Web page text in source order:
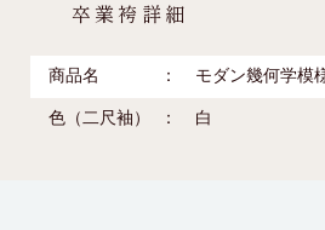
卒業袴詳細
商品名 モダン幾何学模
色（二尺袖） 白